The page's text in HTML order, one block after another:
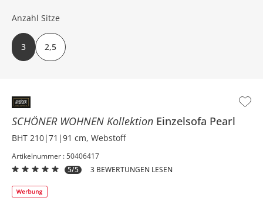
SCHÖNER WOHNEN Kollektion Einzelsofa Pearl
BHT 210|71|91 cm, Webstoff
Artikelnummer : 50406417
5/5
3 BEWERTUNGEN LESEN
Anzahl Sitze
3 2,5